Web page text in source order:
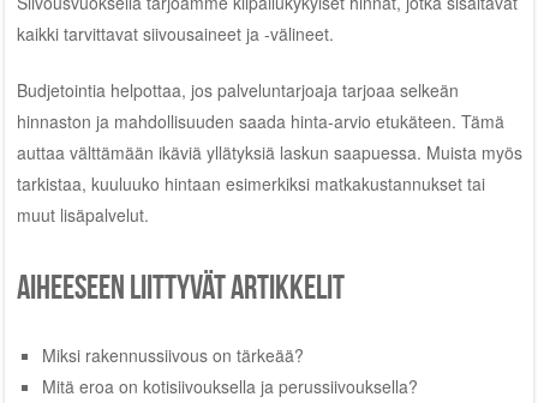
kaikki tarvittavat siivousaineet ja -välineet.
Budjetointia helpottaa, jos palveluntarjoaja tarjoaa selkeän
hinnaston ja mahdollisuuden saada hinta-arvio etukäteen. Tämä
auttaa välttämään ikäviä yllätyksiä laskun saapuessa. Muista myös
tarkistaa, kuuluuko hintaan esimerkiksi matkakustannukset tai
muut lisäpalvelut.
Aiheeseen liittyvät artikkelit
Miksi rakennussiivous on tärkeää?
Mitä eroa on kotisiivouksella ja perussiivouksella?